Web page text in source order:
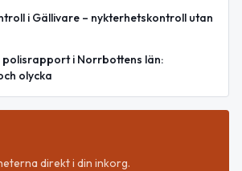
i Gällivare – nykterhetskontroll utan
polisrapport i Norrbottens län:
olycka
direkt i din inkorg.